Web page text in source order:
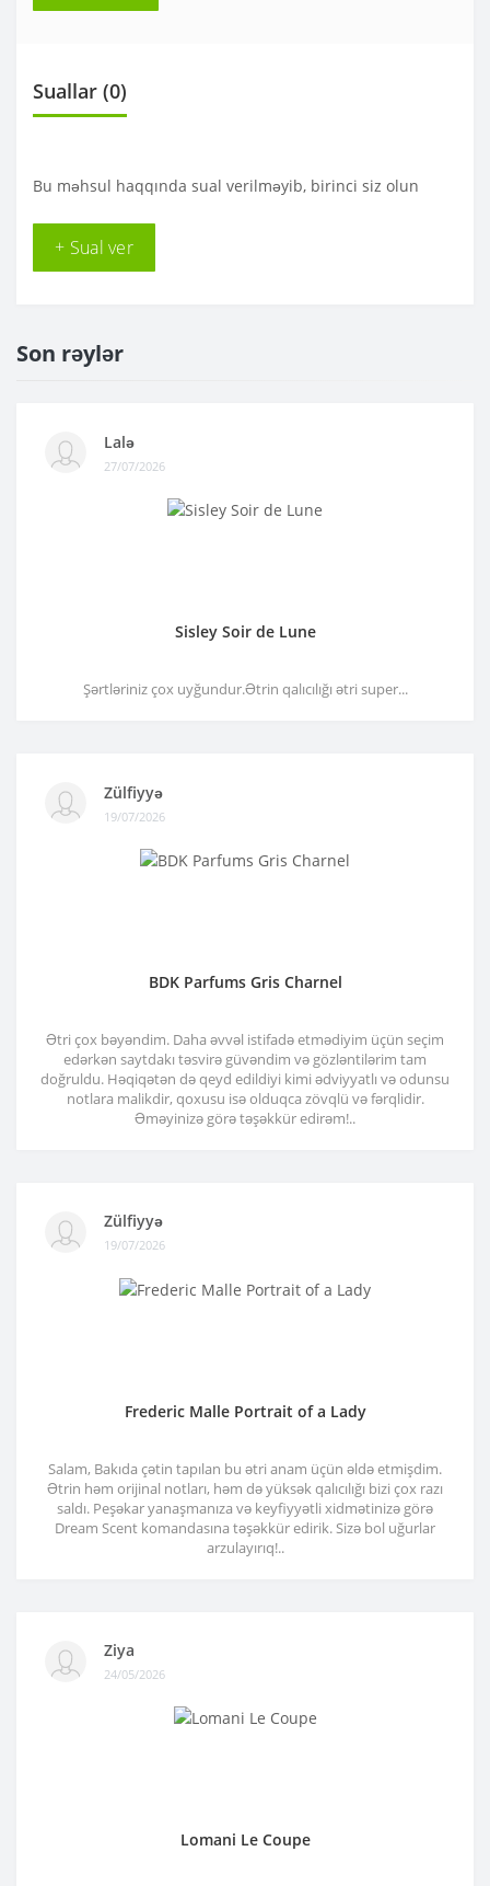
Suallar (0)
Bu məhsul haqqında sual verilməyib, birinci siz olun
+ Sual ver
Son rəylər
Lalə
27/07/2026
Sisley Soir de Lune
Şərtləriniz çox uyğundur.Ətrin qalıcılığı ətri super...
Zülfiyyə
19/07/2026
BDK Parfums Gris Charnel
Ətri çox bəyəndim. Daha əvvəl istifadə etmədiyim üçün seçim
edərkən saytdakı təsvirə güvəndim və gözləntilərim tam
doğruldu. Həqiqətən də qeyd edildiyi kimi ədviyyatlı və odunsu
notlara malikdir, qoxusu isə olduqca zövqlü və fərqlidir.
Əməyinizə görə təşəkkür edirəm!..
Zülfiyyə
19/07/2026
Frederic Malle Portrait of a Lady
Salam, Bakıda çətin tapılan bu ətri anam üçün əldə etmişdim.
Ətrin həm orijinal notları, həm də yüksək qalıcılığı bizi çox razı
saldı. Peşəkar yanaşmanıza və keyfiyyətli xidmətinizə görə
Dream Scent komandasına təşəkkür edirik. Sizə bol uğurlar
arzulayırıq!..
Ziya
24/05/2026
Lomani Le Coupe